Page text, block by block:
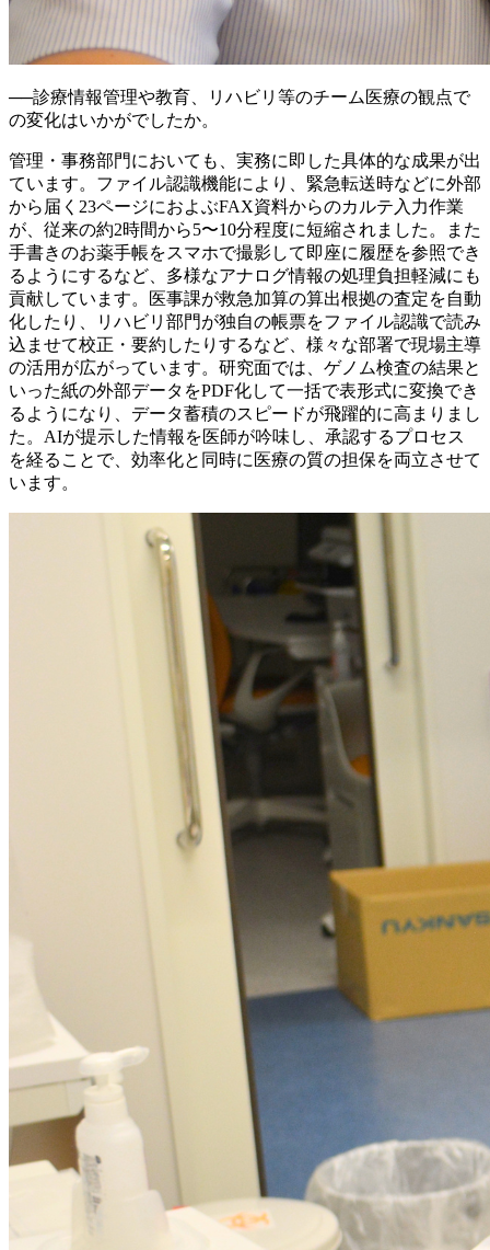
──診療情報管理や教育、リハビリ等のチーム医療の観点で
の変化はいかがでしたか。
管理・事務部門においても、実務に即した具体的な成果が出
ています。ファイル認識機能により、緊急転送時などに外部
から届く23ページにおよぶFAX資料からのカルテ入力作業
が、従来の約2時間から5〜10分程度に短縮されました。また
手書きのお薬手帳をスマホで撮影して即座に履歴を参照でき
るようにするなど、多様なアナログ情報の処理負担軽減にも
貢献しています。医事課が救急加算の算出根拠の査定を自動
化したり、リハビリ部門が独自の帳票をファイル認識で読み
込ませて校正・要約したりするなど、様々な部署で現場主導
の活用が広がっています。研究面では、ゲノム検査の結果と
いった紙の外部データをPDF化して一括で表形式に変換でき
るようになり、データ蓄積のスピードが飛躍的に高まりまし
た。AIが提示した情報を医師が吟味し、承認するプロセス
を経ることで、効率化と同時に医療の質の担保を両立させて
います。